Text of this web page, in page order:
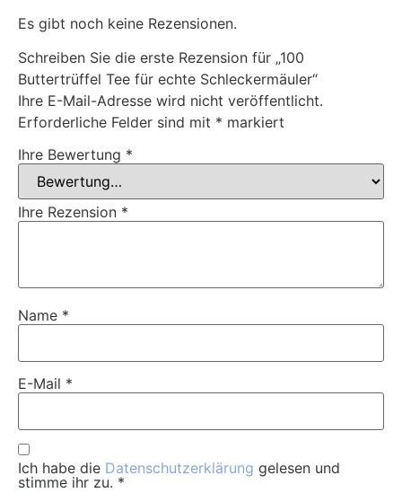
Es gibt noch keine Rezensionen.
Schreiben Sie die erste Rezension für „100
Buttertrüffel Tee für echte Schleckermäuler“
Ihre E-Mail-Adresse wird nicht veröffentlicht.
Erforderliche Felder sind mit * markiert
Ihre Bewertung *
Ihre Rezension *
Name *
E-Mail *
Ich habe die Datenschutzerklärung gelesen und
stimme ihr zu. *